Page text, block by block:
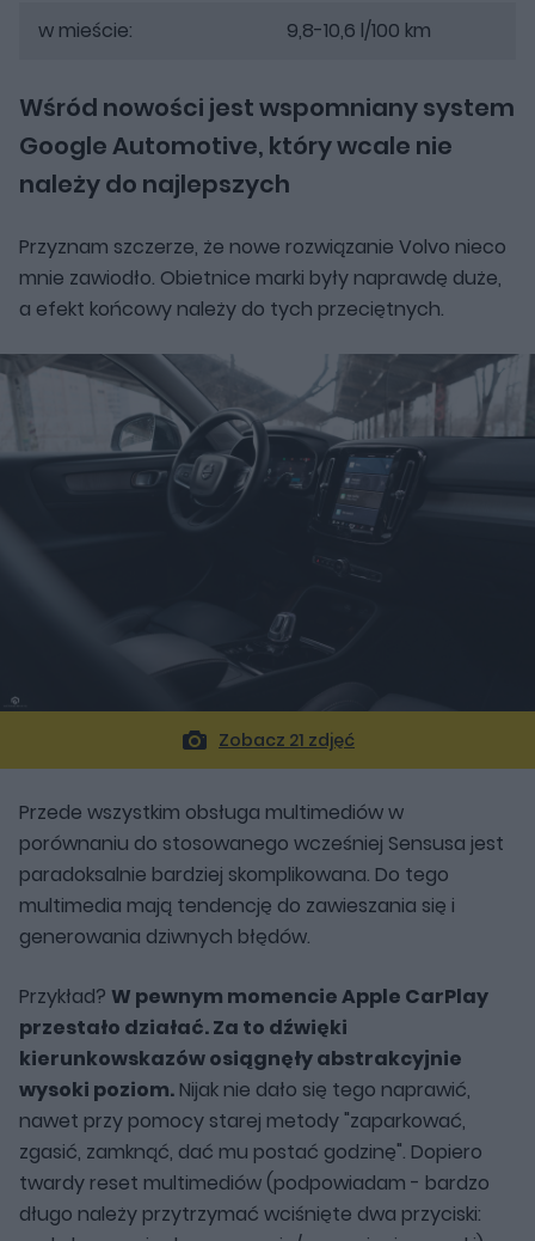
w mieście: 9,8-10,6 l/100 km
Wśród nowości jest wspomniany system
Google Automotive, który wcale nie
należy do najlepszych
Przyznam szczerze, że nowe rozwiązanie Volvo nieco
mnie zawiodło. Obietnice marki były naprawdę duże,
a efekt końcowy należy do tych przeciętnych.
Zobacz 21 zdjęć
Przede wszystkim obsługa multimediów w
porównaniu do stosowanego wcześniej Sensusa jest
paradoksalnie bardziej skomplikowana. Do tego
multimedia mają tendencję do zawieszania się i
generowania dziwnych błędów.
Przykład? W pewnym momencie Apple CarPlay
przestało działać. Za to dźwięki
kierunkowskazów osiągnęły abstrakcyjnie
wysoki poziom. Nijak nie dało się tego naprawić,
nawet przy pomocy starej metody "zaparkować,
zgasić, zamknąć, dać mu postać godzinę". Dopiero
twardy reset multimediów (podpowiadam - bardzo
długo należy przytrzymać wciśnięte dwa przyciski: